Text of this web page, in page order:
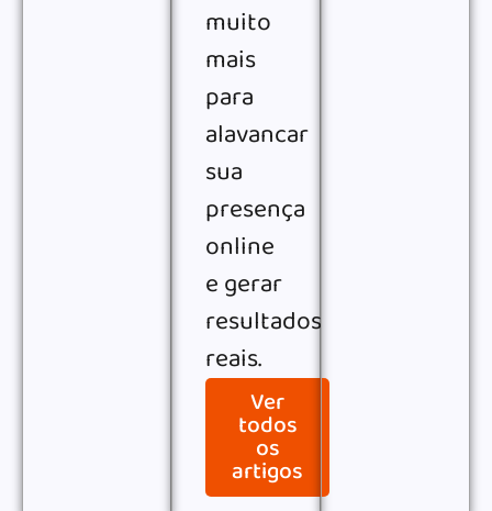
muito
mais
para
alavancar
sua
presença
online
e gerar
resultados
reais.
Ver
todos
os
artigos